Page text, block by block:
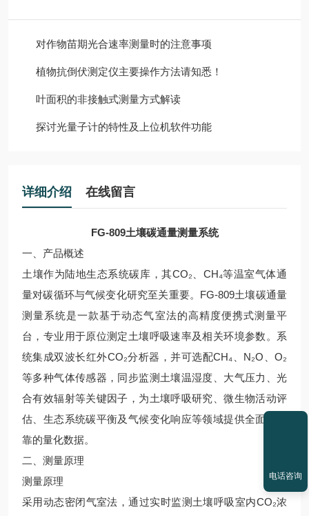
对作物苗期光合速率测量时的注意事项
植物抗倒伏测定仪主要操作方法请知悉！
叶面积的非接触式测量方式解读
探讨光量子计的特性及上位机软件功能
详细介绍 在线留言
FG-809土壤碳通量测量系统
一、产品概述
土壤作为陆地生态系统碳库，其CO₂、CH₄等温室气体通
量对碳循环与气候变化研究至关重要。FG-809土壤碳通量
测量系统是一款基于动态气室法的高精度便携式测量平
台，专业用于原位测定土壤呼吸速率及相关环境参数。系
统集成双波长红外CO₂分析器，并可选配CH₄、N₂O、O₂
等多种气体传感器，同步监测土壤温湿度、大气压力、光
合有效辐射等关键因子，为土壤呼吸研究、微生物活动评
估、生态系统碳平衡及气候变化响应等领域提供全面、可
靠的量化数据。
二、测量原理
测量原理
采用动态密闭气室法，通过实时监测土壤呼吸室内CO₂浓
电话咨询